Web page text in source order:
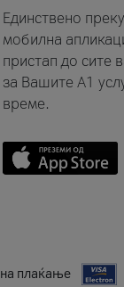
Единствено
мобилна
пристап до сите
за Вашите A1
време.
плаќање